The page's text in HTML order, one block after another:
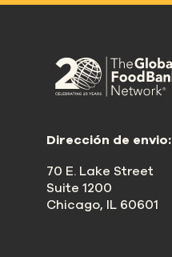
Dirección de envio:
70 E. Lake Street
Suite 1200
Chicago, IL 60601